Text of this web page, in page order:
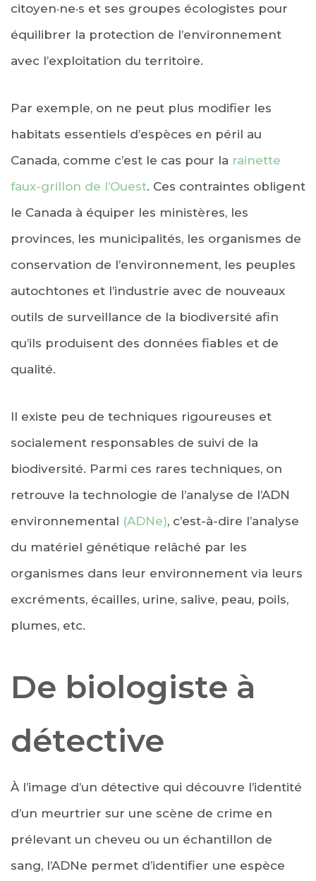
citoyen·ne·s et ses groupes écologistes pour
équilibrer la protection de l’environnement
avec l’exploitation du territoire.
Par exemple, on ne peut plus modifier les
habitats essentiels d’espèces en péril au
Canada, comme c’est le cas pour la rainette
faux-grillon de l’Ouest. Ces contraintes obligent
le Canada à équiper les ministères, les
provinces, les municipalités, les organismes de
conservation de l’environnement, les peuples
autochtones et l’industrie avec de nouveaux
outils de surveillance de la biodiversité afin
qu’ils produisent des données fiables et de
qualité.
Il existe peu de techniques rigoureuses et
socialement responsables de suivi de la
biodiversité. Parmi ces rares techniques, on
retrouve la technologie de l’analyse de l’ADN
environnemental (ADNe), c’est-à-dire l’analyse
du matériel génétique relâché par les
organismes dans leur environnement via leurs
excréments, écailles, urine, salive, peau, poils,
plumes, etc.
De biologiste à
détective
À l’image d’un détective qui découvre l’identité
d’un meurtrier sur une scène de crime en
prélevant un cheveu ou un échantillon de
sang, l’ADNe permet d’identifier une espèce